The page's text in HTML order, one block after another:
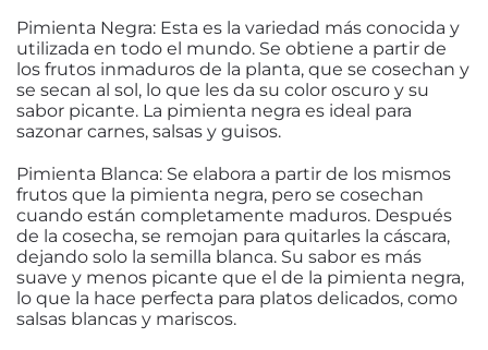
Pimienta Negra: Esta es la variedad más conocida y
utilizada en todo el mundo. Se obtiene a partir de
los frutos inmaduros de la planta, que se cosechan y
se secan al sol, lo que les da su color oscuro y su
sabor picante. La pimienta negra es ideal para
sazonar carnes, salsas y guisos.
Pimienta Blanca: Se elabora a partir de los mismos
frutos que la pimienta negra, pero se cosechan
cuando están completamente maduros. Después
de la cosecha, se remojan para quitarles la cáscara,
dejando solo la semilla blanca. Su sabor es más
suave y menos picante que el de la pimienta negra,
lo que la hace perfecta para platos delicados, como
salsas blancas y mariscos.